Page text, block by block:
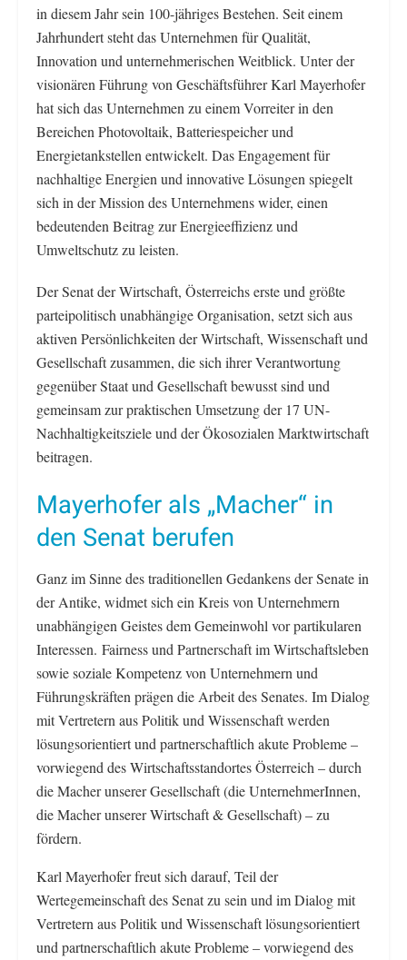
in diesem Jahr sein 100-jähriges Bestehen. Seit einem
Jahrhundert steht das Unternehmen für Qualität,
Innovation und unternehmerischen Weitblick. Unter der
visionären Führung von Geschäftsführer Karl Mayerhofer
hat sich das Unternehmen zu einem Vorreiter in den
Bereichen Photovoltaik, Batteriespeicher und
Energietankstellen entwickelt. Das Engagement für
nachhaltige Energien und innovative Lösungen spiegelt
sich in der Mission des Unternehmens wider, einen
bedeutenden Beitrag zur Energieeffizienz und
Umweltschutz zu leisten.
Der Senat der Wirtschaft, Österreichs erste und größte
parteipolitisch unabhängige Organisation, setzt sich aus
aktiven Persönlichkeiten der Wirtschaft, Wissenschaft und
Gesellschaft zusammen, die sich ihrer Verantwortung
gegenüber Staat und Gesellschaft bewusst sind und
gemeinsam zur praktischen Umsetzung der 17 UN-
Nachhaltigkeitsziele und der Ökosozialen Marktwirtschaft
beitragen.
Mayerhofer als „Macher“ in
den Senat berufen
Ganz im Sinne des traditionellen Gedankens der Senate in
der Antike, widmet sich ein Kreis von Unternehmern
unabhängigen Geistes dem Gemeinwohl vor partikularen
Interessen. Fairness und Partnerschaft im Wirtschaftsleben
sowie soziale Kompetenz von Unternehmern und
Führungskräften prägen die Arbeit des Senates. Im Dialog
mit Vertretern aus Politik und Wissenschaft werden
lösungsorientiert und partnerschaftlich akute Probleme –
vorwiegend des Wirtschaftsstandortes Österreich – durch
die Macher unserer Gesellschaft (die UnternehmerInnen,
die Macher unserer Wirtschaft & Gesellschaft) – zu
fördern.
Karl Mayerhofer freut sich darauf, Teil der
Wertegemeinschaft des Senat zu sein und im Dialog mit
Vertretern aus Politik und Wissenschaft lösungsorientiert
und partnerschaftlich akute Probleme – vorwiegend des